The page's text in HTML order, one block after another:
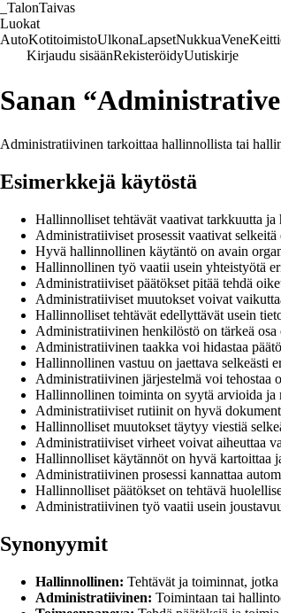
TalonTaivas
Luokat
AutoKotitoimistoUlkonaLapsetNukkuaVene
Kirjaudu sisäänRekisteröidyUutiskirje
Sanan
Administratiivinen tarkoittaa hallinnollista tai
Esimerkkejä käytöstä
Hallinnolliset tehtävät vaativat tarkkuutta ja
Administratiiviset prosessit vaativat
Hyvä hallinnollinen käytäntö on avain
Hallinnollinen työ vaatii usein yhteistyötä
Administratiiviset päätökset pitää tehdä
Administratiiviset muutokset voivat
Hallinnolliset tehtävät edellyttävät usein
Administratiivinen henkilöstö on tärkeä osa
Administratiivinen taakka voi hidastaa
Hallinnollinen vastuu on jaettava selkeästi
Administratiivinen järjestelmä voi tehostaa
Hallinnollinen toiminta on syytä arvioida ja
Administratiiviset rutiinit on hyvä
Hallinnolliset muutokset täytyy viestiä
Administratiiviset virheet voivat aiheuttaa
Hallinnolliset käytännöt on hyvä kartoittaa
Administratiivinen prosessi kannattaa
Hallinnolliset päätökset on tehtävä
Administratiivinen työ vaatii usein
Synonyymit
Hallinnollinen: Tehtävät ja toiminnat,
Administratiivinen: Toimintaan tai